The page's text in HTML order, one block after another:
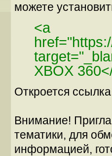
можете
<a
XBOX
Откроется
Внимание!
тематики, для
информацией,